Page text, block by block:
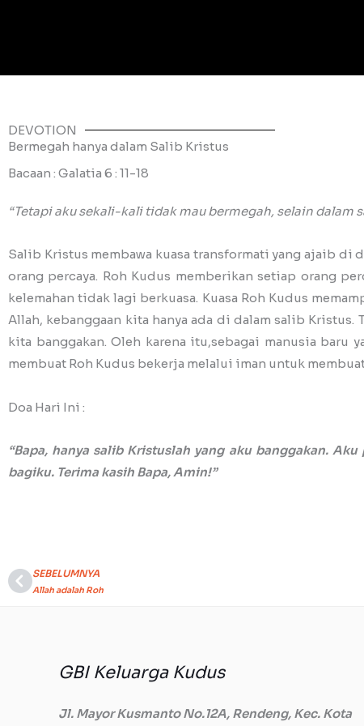
DEVOTION
Bermegah hanya dalam Salib Kristus
Bacaan : Galatia 6 : 11-18
“Tetapi aku sekali-kali tidak mau bermegah, selain dalam
Salib Kristus membawa kuasa transformati yang ajaib di
orang percaya. Roh Kudus memberikan setiap orang
kelemahan tidak lagi berkuasa. Kuasa Roh Kudus
Allah, kebanggaan kita hanya ada di dalam salib
kita banggakan. Oleh karena itu,sebagai manusia baru
membuat Roh Kudus bekerja melalui iman untuk
Doa Hari Ini :
“Bapa, hanya salib Kristuslah yang aku banggakan.
bagiku. Terima kasih Bapa, Amin!”
Prev
SEBELUMNYA
Allah adalah Roh
GBI Keluarga Kudus
Jl. Mayor Kusmanto No.12A, Rendeng, Kec. Kota